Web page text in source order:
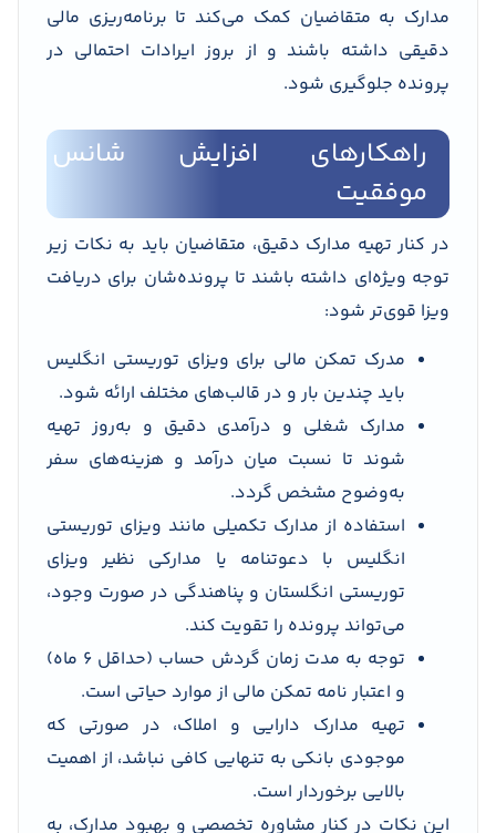
مدارک به متقاضیان کمک می‌کند تا برنامه‌ریزی مالی
دقیقی داشته باشند و از بروز ایرادات احتمالی در
پرونده جلوگیری شود.
راهکارهای افزایش شانس
موفقیت
در کنار تهیه مدارک دقیق، متقاضیان باید به نکات زیر
توجه ویژه‌ای داشته باشند تا پرونده‌شان برای دریافت
ویزا قوی‌تر شود:
مدرک تمکن مالی برای ویزای توریستی انگلیس
باید چندین بار و در قالب‌های مختلف ارائه شود.
مدارک شغلی و درآمدی دقیق و به‌روز تهیه
شوند تا نسبت میان درآمد و هزینه‌های سفر
به‌وضوح مشخص گردد.
استفاده از مدارک تکمیلی مانند ویزای توریستی
انگلیس با دعوتنامه یا مدارکی نظیر ویزای
توریستی انگلستان و پناهندگی در صورت وجود،
می‌تواند پرونده را تقویت کند.
توجه به مدت زمان گردش حساب (حداقل ۶ ماه)
و اعتبار نامه تمکن مالی از موارد حیاتی است.
تهیه مدارک دارایی و املاک، در صورتی که
موجودی بانکی به تنهایی کافی نباشد، از اهمیت
بالایی برخوردار است.
این نکات در کنار مشاوره تخصصی و بهبود مدارک، به